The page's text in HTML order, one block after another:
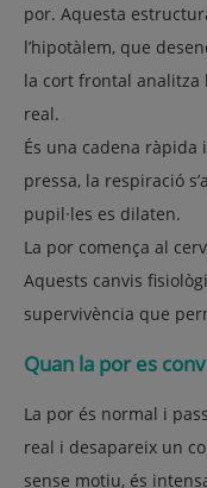
por. Aquesta
l’hipotàlem, que
la cort frontal analitza
real.
És una cadena ràpida
pressa, la respiració
pupil·les es dilaten.
La por comença al
Aquests canvis
supervivència que
Quan la por es
La por és normal i
real i desapareix un
sense motiu, és